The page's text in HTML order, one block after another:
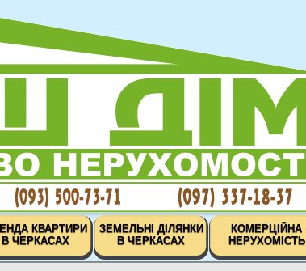
КВАРТИРИ
В ЧЕРКАСАХ
ЗЕМЕЛЬНІ ДІЛЯНКИ
В ЧЕРКАСАХ
КОМЕРЦІЙНА
НЕРУХОМІСТЬ